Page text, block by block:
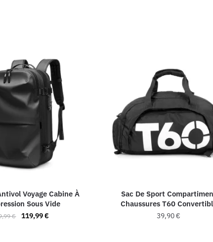
Voyage Cabine À
Sous Vide
€
Le
119,99€
Sac De Sport
Chaussures T60
39,90€